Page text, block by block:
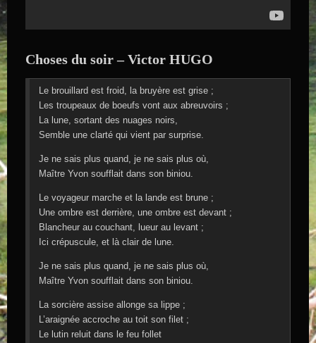
Choses du soir – Victor HUGO
Le brouillard est froid, la bruyère est grise ;
Les troupeaux de boeufs vont aux abreuvoirs ;
La lune, sortant des nuages noirs,
Semble une clarté qui vient par surprise.
Je ne sais plus quand, je ne sais plus où,
Maître Yvon soufflait dans son biniou.
Le voyageur marche et la lande est brune ;
Une ombre est derrière, une ombre est devant ;
Blancheur au couchant, lueur au levant ;
Ici crépuscule, et là clair de lune.
Je ne sais plus quand, je ne sais plus où,
Maître Yvon soufflait dans son biniou.
La sorcière assise allonge sa lippe ;
L’araignée accroche au toit son filet ;
Le lutin reluit dans le feu follet